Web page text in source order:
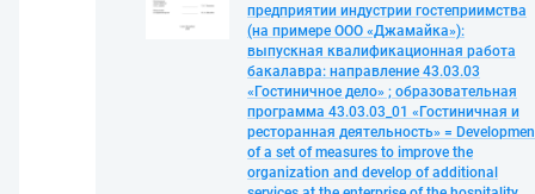
предприятии индустрии гостеприимства
(на примере ООО «Джамайка»):
выпускная квалификационная работа
бакалавра: направление 43.03.03
«Гостиничное дело» ; образовательная
программа 43.03.03_01 «Гостиничная и
ресторанная деятельность» =
of a set of measures to improve the
organization and develop of additional